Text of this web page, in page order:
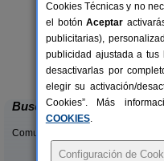
La Posada
Cañas
Buscar
Comunidades:
Cookies Técnicas y no
el botónAceptar
publicitarias),
publicidad ajustada a tus
desactivarlas por
elegir su activación/
Cookies”. Más
COOKIES.